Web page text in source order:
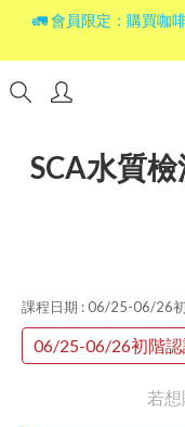
🚛 會員限定：購買咖
SCA水質
課程日期 : 06/25-06/26
06/25-06/26初階認
若想